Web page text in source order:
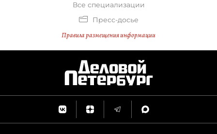
Все специализации
Пресс-досье
Правила размещения информации